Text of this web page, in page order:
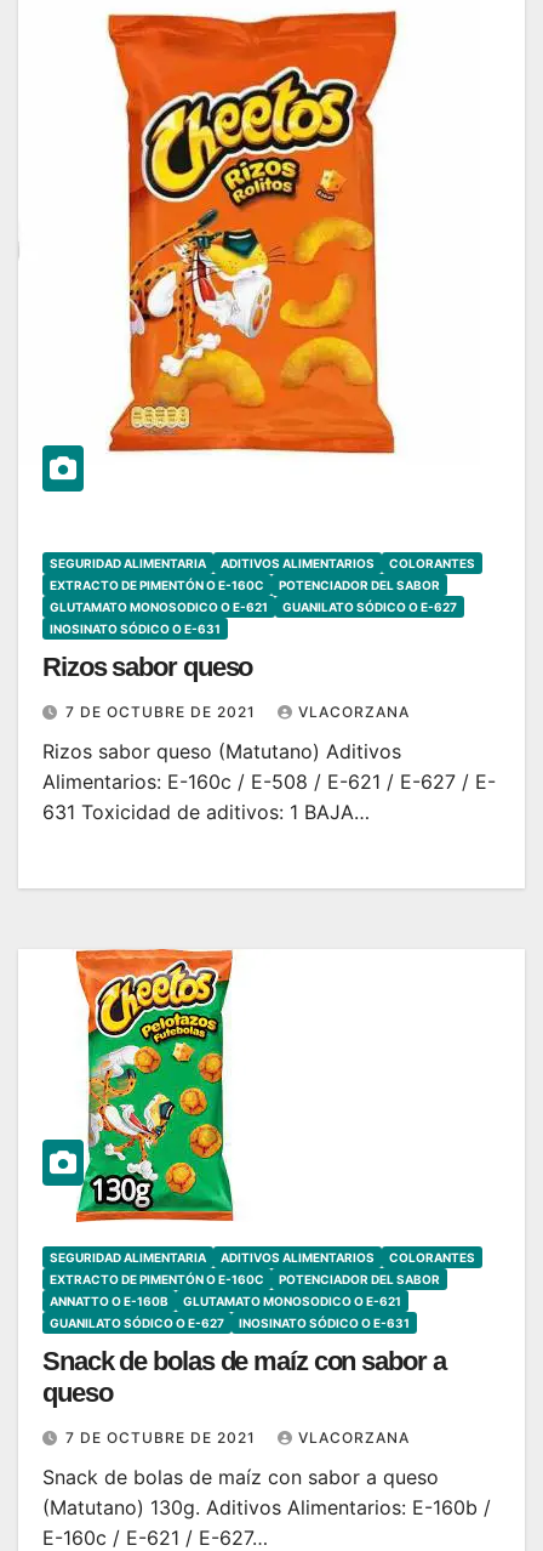
SEGURIDAD ALIMENTARIA ADITIVOS ALIMENTARIOS
COLORANTES
EXTRACTO DE PIMENTÓN O E-160C
POTENCIADOR DEL SABOR
GLUTAMATO MONOSODICO O E-621
GUANILATO SÓDICO O E-627
INOSINATO SÓDICO O E-631
Rizos sabor queso
7 DE OCTUBRE DE 2021 VLACORZANA
Rizos sabor queso (Matutano) Aditivos
Alimentarios: E-160c / E-508 / E-621 / E-627 / E-
631 Toxicidad de aditivos: 1 BAJA…
SEGURIDAD ALIMENTARIA ADITIVOS ALIMENTARIOS
COLORANTES
EXTRACTO DE PIMENTÓN O E-160C
POTENCIADOR DEL SABOR
ANNATTO O E-160B
GLUTAMATO MONOSODICO O E-621
GUANILATO SÓDICO O E-627
INOSINATO SÓDICO O E-631
Snack de bolas de maíz con sabor a
queso
7 DE OCTUBRE DE 2021 VLACORZANA
Snack de bolas de maíz con sabor a queso
(Matutano) 130g. Aditivos Alimentarios: E-160b /
E-160c / E-621 / E-627…